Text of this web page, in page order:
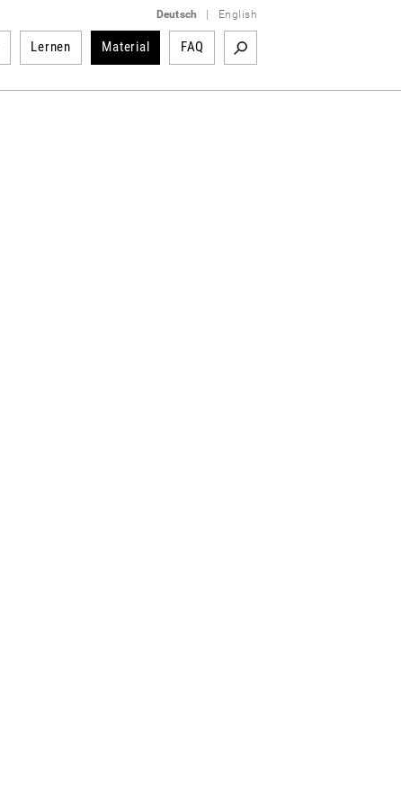
Deutsch English
Lernen Material FAQ